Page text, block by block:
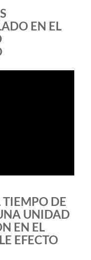
EN EL
DE
UNIDAD
EN EL
EFECTO